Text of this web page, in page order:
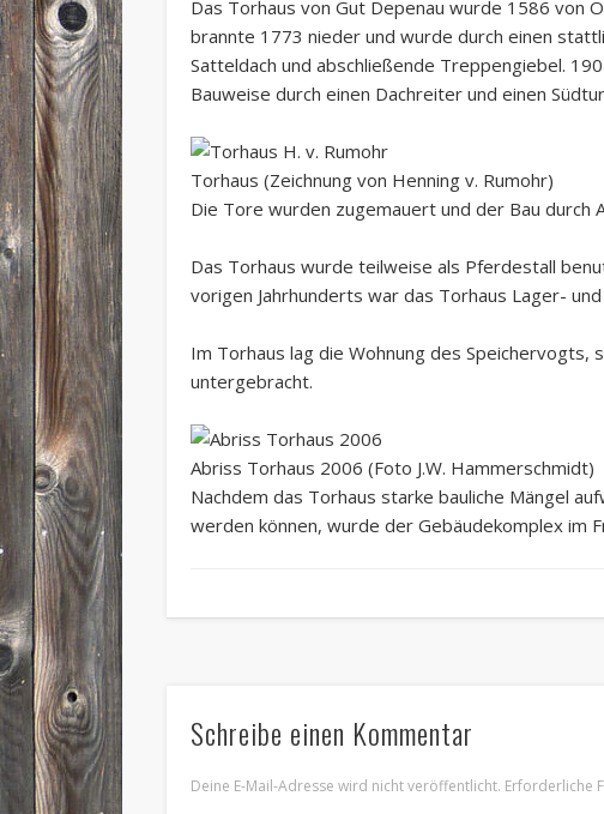
Das Torhaus von Gut Depenau wurde 1586 von
brannte 1773 nieder und wurde durch einen
Satteldach und abschließende Treppengiebel.
Bauweise durch einen Dachreiter und einen
Torhaus (Zeichnung von Henning v. Rumohr)
Die Tore wurden zugemauert und der Bau
Das Torhaus wurde teilweise als Pferdestall
vorigen Jahrhunderts war das Torhaus Lager-
Im Torhaus lag die Wohnung des Speichervogts,
untergebracht.
Abriss Torhaus 2006 (Foto J.W. Hammerschmidt)
Nachdem das Torhaus starke bauliche Mängel
werden können, wurde der Gebäudekomplex im
Schreibe einen Kommentar
Deine E-Mail-Adresse wird nicht veröffentlicht. Erforderliche